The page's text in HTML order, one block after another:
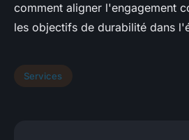
comment aligner l'engagement
les objectifs de durabilité dans
Services